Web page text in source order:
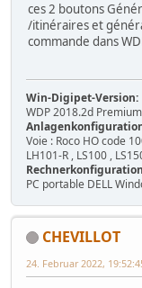
ces 2 boutons
/itinéraires et
commande dans
Win-Digipet-Version:
WDP 2018.2d
Voie : Roco HO code
LH101-R , LS100 ,
PC portable DELL
CHEVILLOT
24. Februar 2022,